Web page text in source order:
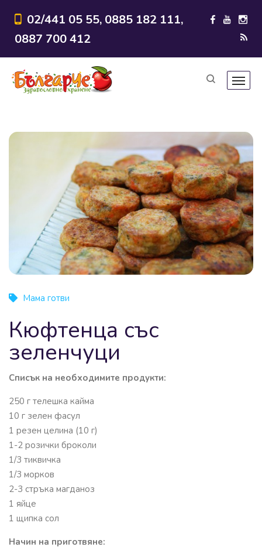
02/441 05 55, 0885 182 111,
0887 700 412
Мама готви
Кюфтенца със
зеленчуци
Списък на необходимите продукти:
250 г телешка кайма
10 г зелен фасул
1 резен целина (10 г)
1-2 розички броколи
1/3 тиквичка
1/3 морков
2-3 стръка магданоз
1 яйце
1 щипка сол
Начин на приготвяне: